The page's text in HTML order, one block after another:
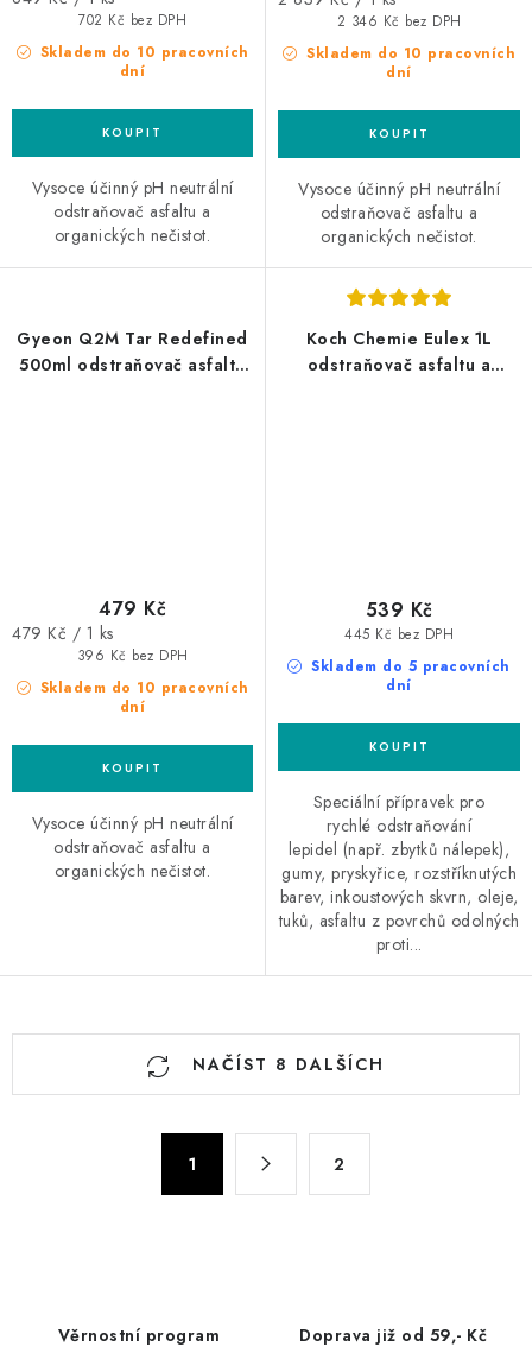
Skladem do 10 pracovních
dní
702 Kč bez DPH
Vysoce účinný pH neutrální
odstraňovač asfaltu a
organických nečistot.
Skladem do 10 pracovních
dní
2 346 Kč bez DPH
Vysoce účinný pH neutrální
odstraňovač asfaltu a
organických nečistot.
Gyeon Q2M Tar Redefined
500ml odstraňovač asfaltu
Skladem do 10 pracovních
dní
396 Kč bez DPH
479 Kč
Měrná
479 Kč / 1 ks
Vysoce účinný pH neutrální
odstraňovač asfaltu a
organických nečistot.
Koch Chemie Eulex 1L
odstraňovač asfaltu a
Skladem do 5 pracovních
dní
445 Kč bez DPH
539 Kč
Speciální přípravek pro
rychlé odstraňování
lepidel (např. zbytků nálepek),
gumy, pryskyřice, rozstříknutých
barev, inkoustových skvrn, oleje,
tuků, asfaltu z povrchů odolných
proti...
NAČÍST 8 DALŠÍCH
1 2
Věrnostní program Doprava již od 59,- Kč